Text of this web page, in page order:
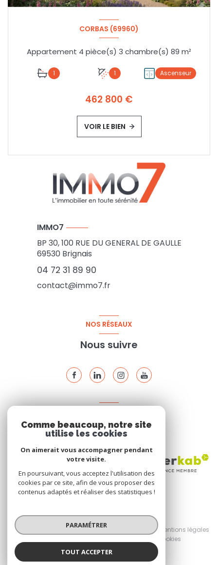
CORBAS (69960)
Appartement 4 pièce(s) 3 chambre(s) 89 m²
1 1 Ascenseur
462 800 €
VOIR LE BIEN
IMMO7
BP 30, 100 RUE DU GENERAL DE GAULLE
69530 Brignais
04 72 31 89 90
contact@immo7.fr
NOS RÉSEAUX
Nous suivre
Nous adhérons
© 2026 | Tous droits réservés
Nos honoraires
Nos partenaires
Mentions légales
Cookies
Réalisé par :
Comme beaucoup, notre site
utilise les cookies
On aimerait vous accompagner pendant
votre visite.
En poursuivant, vous acceptez l'utilisation des
cookies par ce site, afin de vous proposer des
contenus adaptés et réaliser des statistiques !
PARAMÉTRER
TOUT ACCEPTER